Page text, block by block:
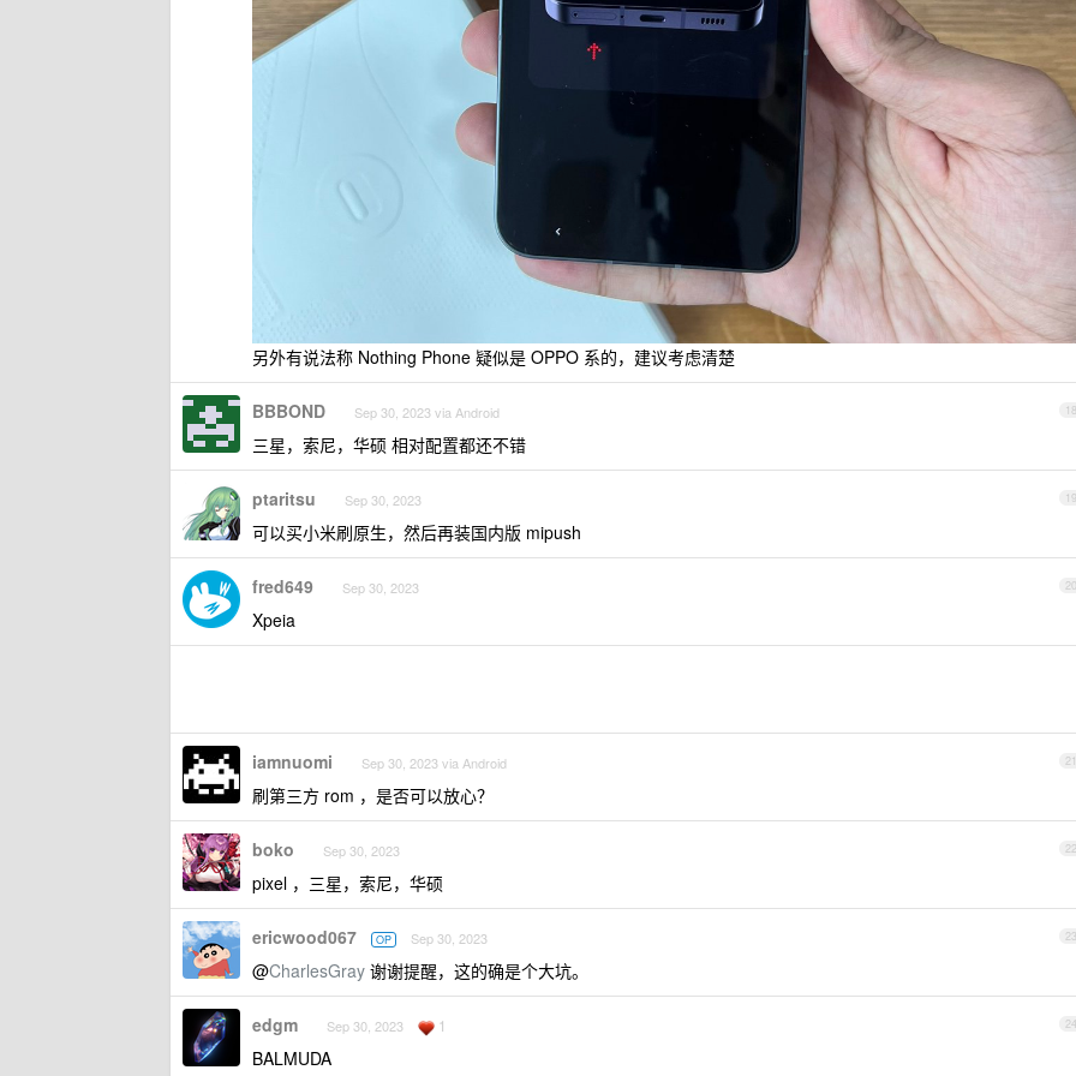
另外有说法称 Nothing Phone 疑似是 OPPO 系的，建议考虑清楚
18
BBBOND Sep 30, 2023 via Android
三星，索尼，华硕 相对配置都还不错
19
ptaritsu Sep 30, 2023
可以买小米刷原生，然后再装国内版 mipush
20
fred649 Sep 30, 2023
Xpeia
21
iamnuomi Sep 30, 2023 via Android
刷第三方 rom ，是否可以放心？
22
boko Sep 30, 2023
pixel ，三星，索尼，华硕
23
ericwood067 OP Sep 30, 2023
@CharlesGray 谢谢提醒，这的确是个大坑。
24
edgm Sep 30, 2023 1
BALMUDA